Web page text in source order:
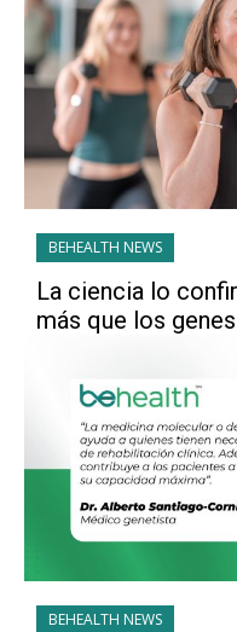
BEHEALTH NEWS
La ciencia lo
más que los
BEHEALTH NEWS